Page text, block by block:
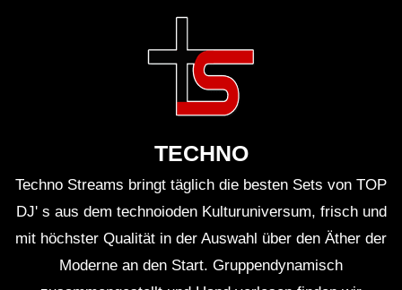
TECHNO
Techno Streams bringt täglich die besten Sets von TOP
DJ' s aus dem technoioden Kulturuniversum, frisch und
mit höchster Qualität in der Auswahl über den Äther der
Moderne an den Start. Gruppendynamisch